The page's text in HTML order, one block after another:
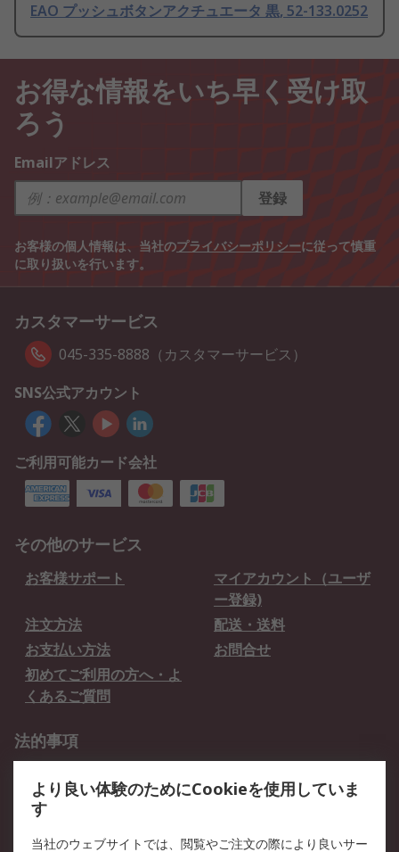
EAO プッシュボタンアクチュエータ 黒, 52-133.0252
お得な情報をいち早く受け取
ろう
Emailアドレス
登録
お客様の個人情報は、当社のプライバシーポリシーに従って慎重
に取り扱いを行います。
カスタマーサービス
045-335-8888（カスタマーサービス）
SNS公式アカウント
ご利用可能カード会社
その他のサービス
お客様サポート
マイアカウント（ユーザ
ー登録)
注文方法
配送・送料
お支払い方法
お問合せ
初めてご利用の方へ・よ
くあるご質問
法的事項
クッキーポリシー
RSについて
より良い体験のためにCookieを使用していま
す
当社のウェブサイトでは、閲覧やご注文の際により良いサー